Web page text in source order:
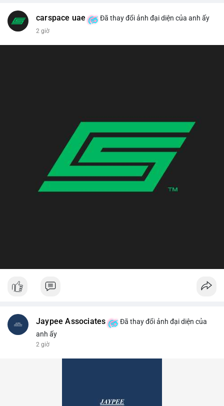
carspace uae Đã thay đổi ảnh đại diện của anh ấy
2 giờ
Jaypee Associates
Đã thay đổi ảnh đại diện của
anh ấy
2 giờ